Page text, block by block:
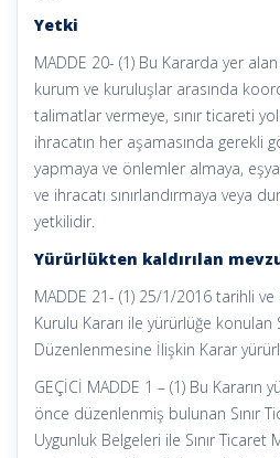
Yetki
MADDE 20- (1) Bu Kararda yer
kurum ve kuruluşlar arasında
talimatlar vermeye, sınır ticareti
ihracatın her aşamasında gerekli
yapmaya ve önlemler almaya,
ve ihracatı sınırlandırmaya veya
yetkilidir.
Yürürlükten kaldırılan
MADDE 21- (1) 25/1/2016 tarihli ve
Kurulu Kararı ile yürürlüğe konulan
Düzenlenmesine İlişkin Karar
GEÇİCİ MADDE 1 – (1) Bu Kararın
önce düzenlenmiş bulunan Sınır
Uygunluk Belgeleri ile Sınır Ticaret